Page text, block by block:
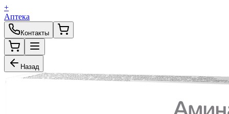
+
Аптека
Контакты
Назад